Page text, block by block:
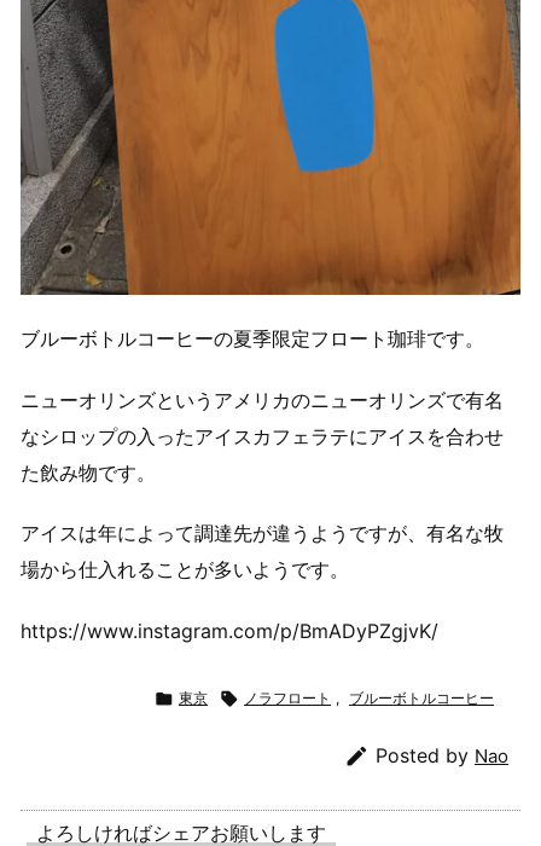
ブルーボトルコーヒーの夏季限定フロート珈琲です。
ニューオリンズというアメリカのニューオリンズで有名
なシロップの入ったアイスカフェラテにアイスを合わせ
た飲み物です。
アイスは年によって調達先が違うようですが、有名な牧
場から仕入れることが多いようです。
https://www.instagram.com/p/BmADyPZgjvK/
 東京  ノラフロート , ブルーボトルコーヒー
 Posted by Nao
よろしければシェアお願いします